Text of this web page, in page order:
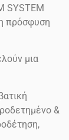
SYSTEM
πρόσφυση
μια
&